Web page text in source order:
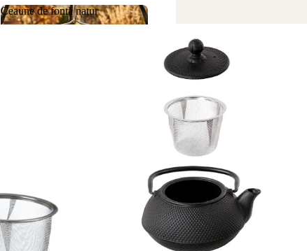
Ceaune de fontă natur